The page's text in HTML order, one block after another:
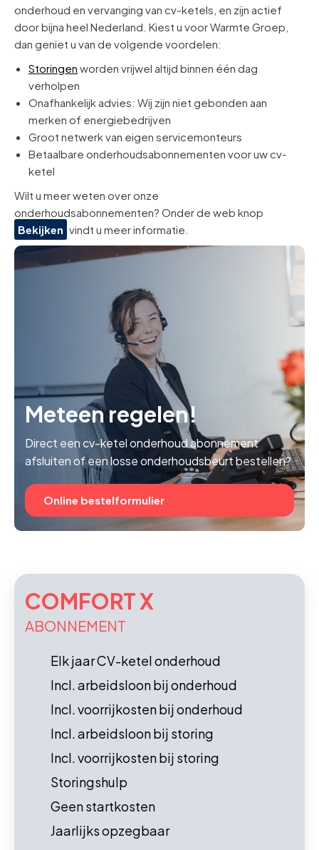
onderhoud en vervanging van cv-ketels, en zijn actief
door bijna heel Nederland. Kiest u voor Warmte Groep,
dan geniet u van de volgende voordelen:
Storingen worden vrijwel altijd binnen één dag
verholpen
Onafhankelijk advies: Wij zijn niet gebonden aan
merken of energiebedrijven
Groot netwerk van eigen servicemonteurs
Betaalbare onderhoudsabonnementen voor uw cv-
ketel
Wilt u meer weten over onze
onderhoudsabonnementen? Onder de web knop
Bekijken vindt u meer informatie.
Meteen regelen!
Direct een cv-ketel onderhoud abonnement
afsluiten of een losse onderhoudsbeurt bestellen?
Online bestelformulier
COMFORT X
ABONNEMENT
Elk jaar CV-ketel onderhoud
Incl. arbeidsloon bij onderhoud
Incl. voorrijkosten bij onderhoud
Incl. arbeidsloon bij storing
Incl. voorrijkosten bij storing
Storingshulp
Geen startkosten
Jaarlijks opzegbaar